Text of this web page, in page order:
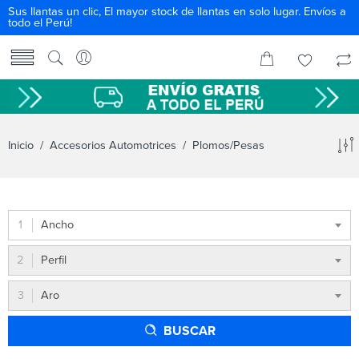
Sus llantas un clic, El mayor stock de llantas en solo lugar. Envíos a
todo el Perú!
Inicio / Accesorios Automotrices / Plomos/Pesas
Ancho
Perfil
Aro
BUSCAR